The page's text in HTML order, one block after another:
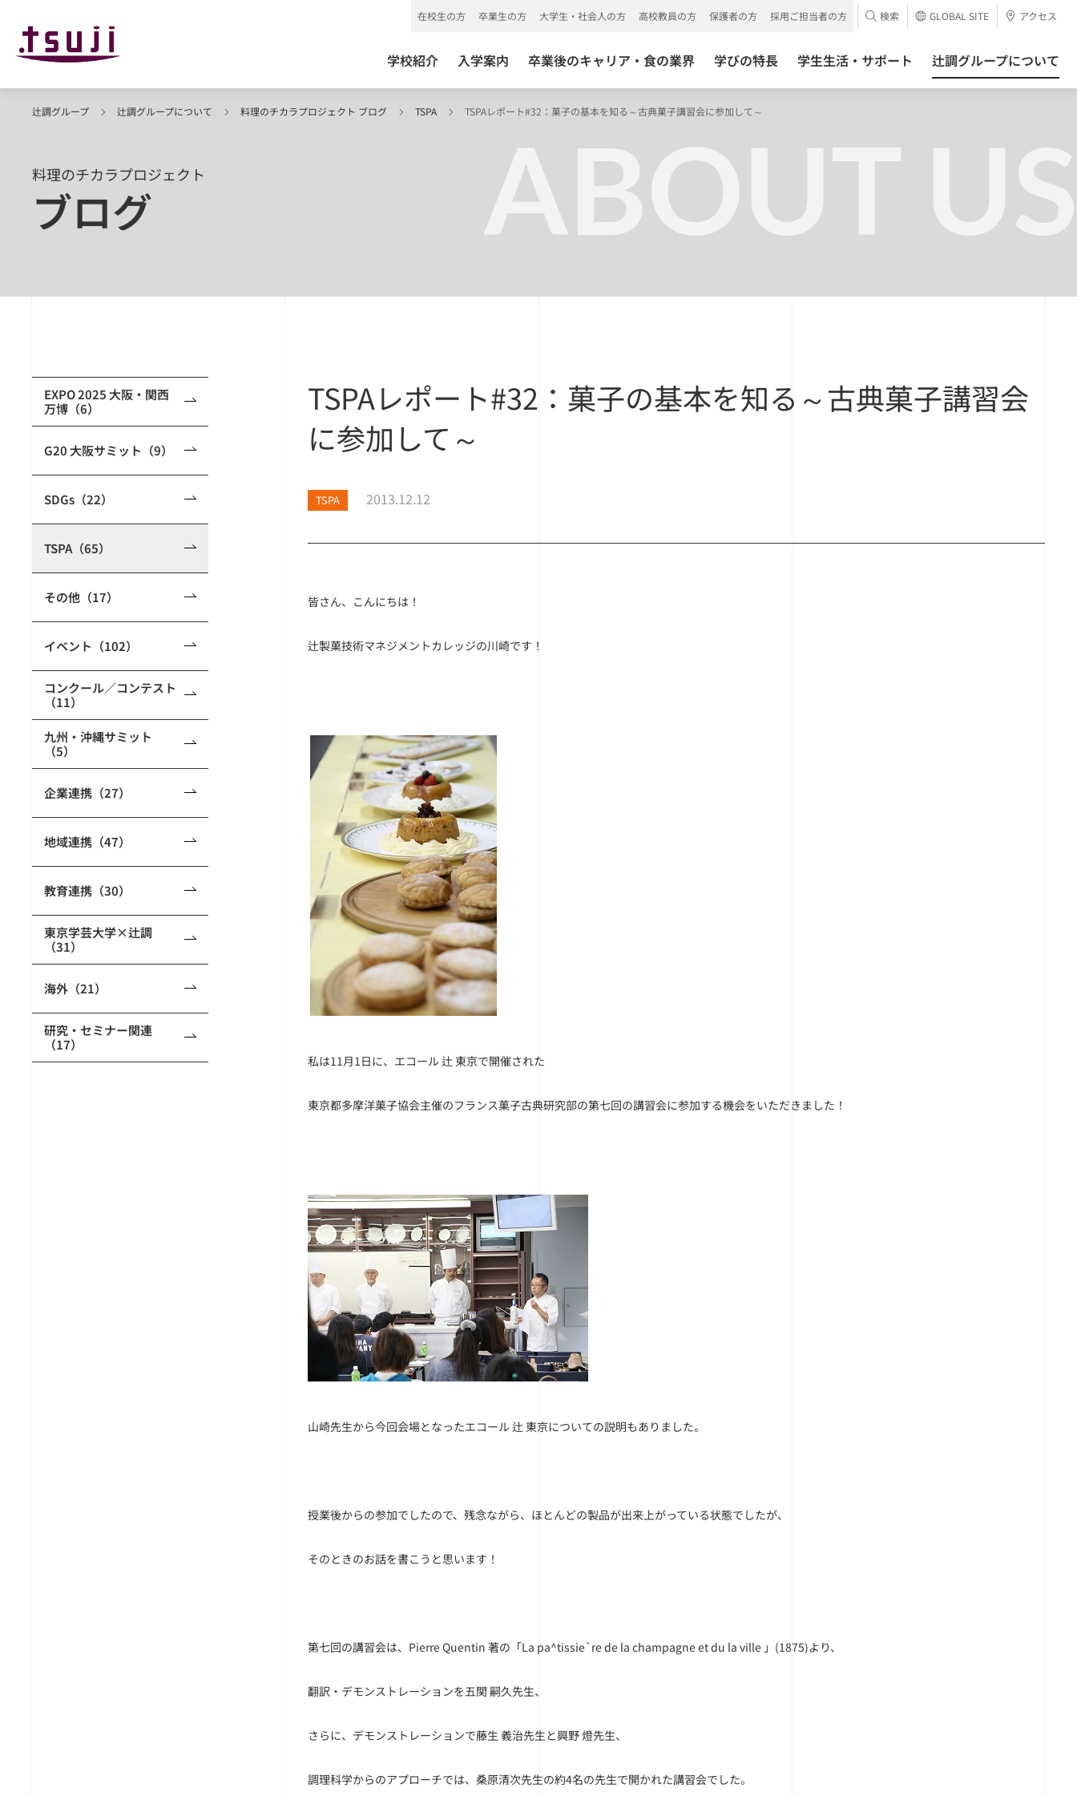
学校紹介 入学案内 卒業後のキャリア・食の業界 学びの特長 学生生活・サポート 辻調グループについて
在校生の方 卒業生の方 大学生・社会人の方 高校教員の方 保護者の方 採用ご担当者の方 検索 GLOBAL SITE アクセス
ABOUT US
辻調グループ 辻調グループについて 料理のチカラプロジェクト ブログ TSPA TSPAレポート#32：菓子の基本を知る～古典菓子講習会に参加して～
料理のチカラプロジェクト
ブログ
EXPO 2025 大阪・関西
万博（6）
G20 大阪サミット（9）
SDGs（22）
TSPA（65）
その他（17）
イベント（102）
コンクール／コンテスト
（11）
九州・沖縄サミット
（5）
企業連携（27）
地域連携（47）
教育連携（30）
東京学芸大学×辻調
（31）
海外（21）
研究・セミナー関連
（17）
TSPAレポート#32：菓子の基本を知る～古典菓子講習会
に参加して～
TSPA 2013.12.12
皆さん、こんにちは！
辻製菓技術マネジメントカレッジの川崎です！
私は11月1日に、エコール 辻 東京で開催された
東京都多摩洋菓子協会主催のフランス菓子古典研究部の第七回の講習会に参加する機会をいただきました！
山崎先生から今回会場となったエコール 辻 東京についての説明もありました。
授業後からの参加でしたので、残念ながら、ほとんどの製品が出来上がっている状態でしたが、
そのときのお話を書こうと思います！
第七回の講習会は、Pierre Quentin 著の「La pa^tissie`re de la champagne et du la ville 」(1875)より、
翻訳・デモンストレーションを五関 嗣久先生、
さらに、デモンストレーションで藤生 義治先生と興野 燈先生、
調理科学からのアプローチでは、桑原清次先生の約4名の先生で開かれた講習会でした。